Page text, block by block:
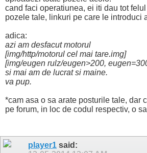
cand faci operatiunea, ei iti dau tot
pozele tale, linkuri pe care le introduci
adica:
azi am desfacut motorul
[img/http/motorul cel mai tare.img]
[img/eugen rulz/eugen>200,
si mai am de lucrat si maine.
va pup.
*cam asa o sa arate posturile tale, dar
pe forum, in loc de codul respectiv, o
player1 said: